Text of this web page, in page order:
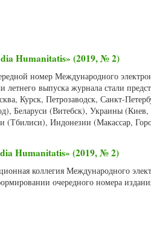
Humanitatis» (2019, № 2)
номер Международного
выпуска журнала стали
Курск, Петрозаводск, Санкт-
Беларуси (Витебск), Украины
Индонезии (Макассар,
Humanitatis» (2019, № 2)
коллегия Международного
очередного номера